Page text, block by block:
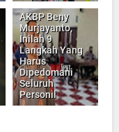
AKBP Beny
Murjayanto,
Inilah 9
Langkah Yang
Harus
Dipedomani
Seluruh
Personil